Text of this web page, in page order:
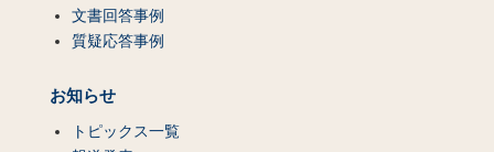
文書回答事例
質疑応答事例
お知らせ
トピックス一覧